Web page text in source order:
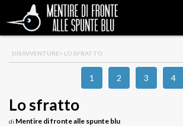
DISAVVENTURE> LO SFRATTO
1 2 3 4
Lo sfratto
di Mentire di fronte alle spunte blu